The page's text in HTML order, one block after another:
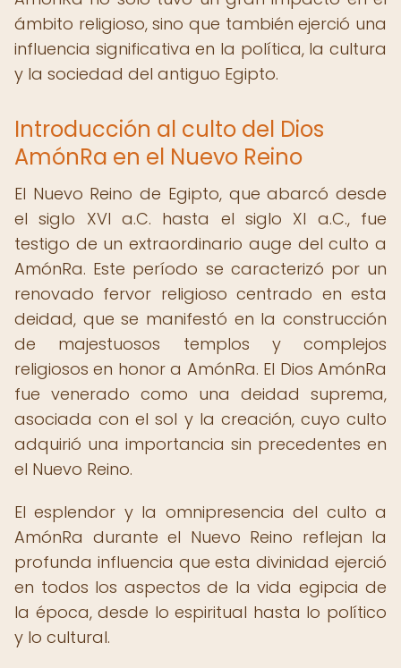
ámbito religioso, sino que también ejerció una
influencia significativa en la política, la cultura
y la sociedad del antiguo Egipto.
Introducción al culto del Dios
AmónRa en el Nuevo Reino
El Nuevo Reino de Egipto, que abarcó desde
el siglo XVI a.C. hasta el siglo XI a.C., fue
testigo de un extraordinario auge del culto a
AmónRa. Este período se caracterizó por un
renovado fervor religioso centrado en esta
deidad, que se manifestó en la construcción
de majestuosos templos y complejos
religiosos en honor a AmónRa. El Dios AmónRa
fue venerado como una deidad suprema,
asociada con el sol y la creación, cuyo culto
adquirió una importancia sin precedentes en
el Nuevo Reino.
El esplendor y la omnipresencia del culto a
AmónRa durante el Nuevo Reino reflejan la
profunda influencia que esta divinidad ejerció
en todos los aspectos de la vida egipcia de
la época, desde lo espiritual hasta lo político
y lo cultural.